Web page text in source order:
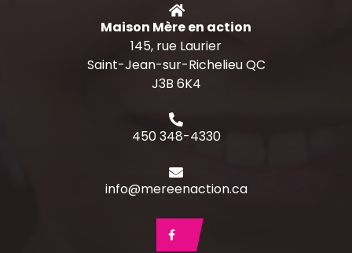
Maison Mère en action
145, rue Laurier
Saint-Jean-sur-Richelieu QC
J3B 6K4
450 348-4330
info@mereenaction.ca